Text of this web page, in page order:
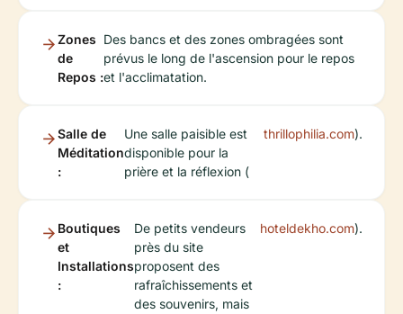
Zones
de
Repos :
Des bancs et des zones ombragées sont
prévus le long de l'ascension pour le repos
et l'acclimatation.
Salle de
Méditation
:
Une salle paisible est
disponible pour la
prière et la réflexion (
thrillophilia.com).
Boutiques
et
Installations
:
De petits vendeurs
près du site
proposent des
rafraîchissements et
des souvenirs, mais
hoteldekho.com).